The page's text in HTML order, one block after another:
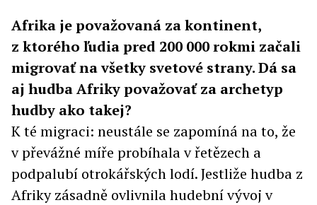
Afrika je považovaná za kontinent,
z ktorého ľudia pred 200 000 rokmi začali
migrovať na všetky svetové strany. Dá sa
aj hudba Afriky považovať za archetyp
hudby ako takej?
K té migraci: neustále se zapomíná na to, že
v převážné míře probíhala v řetězech a
podpalubí otrokářských lodí. Jestliže hudba z
Afriky zásadně ovlivnila hudební vývoj v